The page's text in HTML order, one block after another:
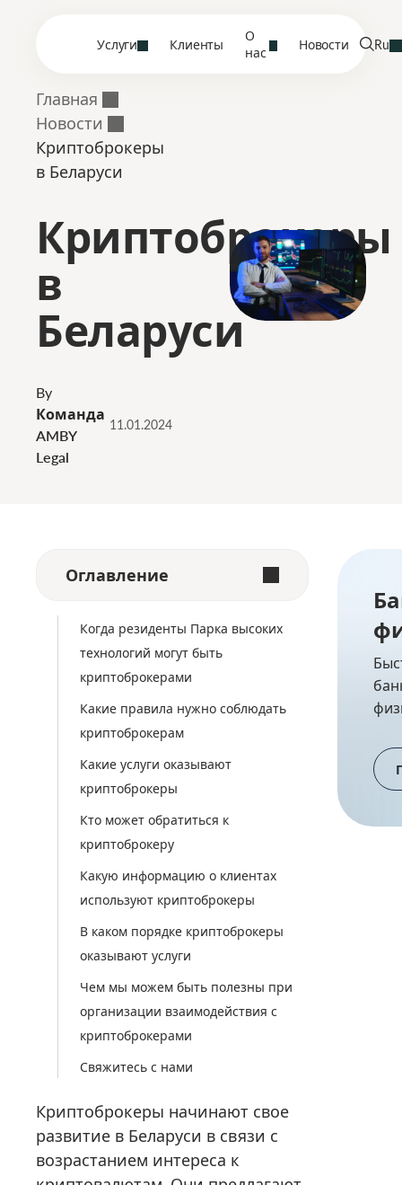
Услуги Клиенты
О
нас
Новости Ru
Главная
Новости
Криптоброкеры
в Беларуси
Криптоброкеры
в
Беларуси
By
Команда
AMBY
Legal
11.01.2024
Оглавление
Когда резиденты Парка высоких
технологий могут быть
криптоброкерами
Какие правила нужно соблюдать
криптоброкерам
Какие услуги оказывают
криптоброкеры
Кто может обратиться к
криптоброкеру
Какую информацию о клиентах
используют криптоброкеры
В каком порядке криптоброкеры
оказывают услуги
Чем мы можем быть полезны при
организации взаимодействия с
криптоброкерами
Свяжитесь с нами
Криптоброкеры начинают свое
развитие в Беларуси в связи с
возрастанием интереса к